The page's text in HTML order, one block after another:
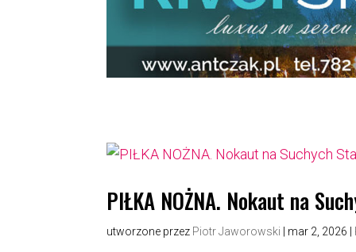
PIŁKA NOŻNA. Nokaut na
utworzone przez Piotr Jaworowski mar 2, 2026